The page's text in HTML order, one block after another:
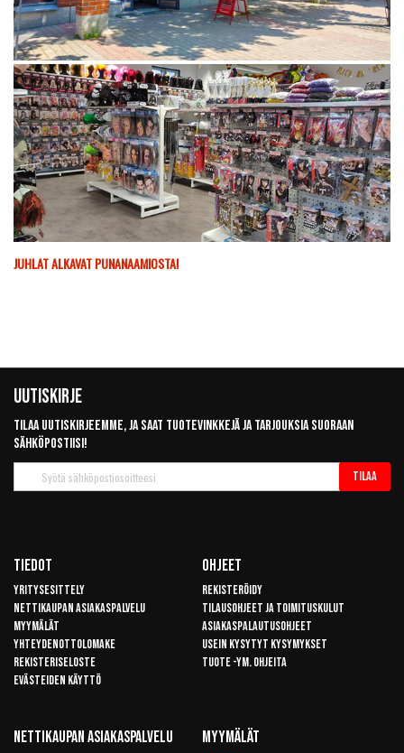
JUHLAT ALKAVAT PUNANAAMIOSTA!
Uutiskirje
Tilaa uutiskirjeemme, ja saat tuotevinkkejä ja tarjouksia suoraan
sähköpostiisi!
uutiskirje
Tilaa
Tiedot
Yritysesittely
Nettikaupan asiakaspalvelu
Myymälät
Yhteydenottolomake
Rekisteriseloste
Evästeiden käyttö
Ohjeet
Rekisteröidy
Tilausohjeet ja toimituskulut
Asiakaspalautusohjeet
Usein kysytyt kysymykset
Tuote -ym. ohjeita
Nettikaupan Asiakaspalvelu Myymälät